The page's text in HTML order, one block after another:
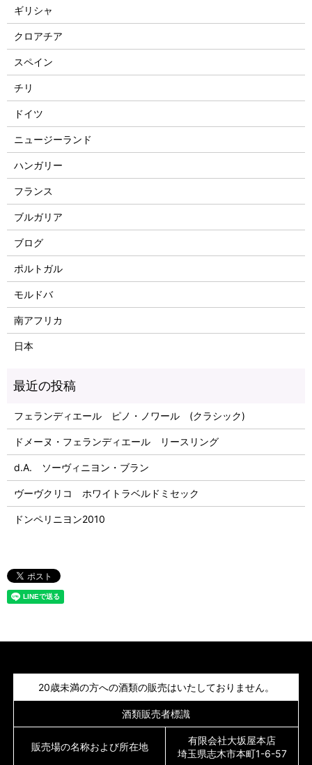
ギリシャ
クロアチア
スペイン
チリ
ドイツ
ニュージーランド
ハンガリー
フランス
ブルガリア
ブログ
ポルトガル
モルドバ
南アフリカ
日本
フェランディエール ピノ・ノワール (クラシック)
ドメーヌ・フェランディエール リースリング
d.A. ソーヴィニヨン・ブラン
ヴーヴクリコ ホワイトラベルドミセック
ドンペリニヨン2010
20歳未満の方への酒類の販売はいたしておりません。
酒類販売者標識
販売場の名称および所在地
有限会社大坂屋本店
埼玉県志木市本町1-6-57